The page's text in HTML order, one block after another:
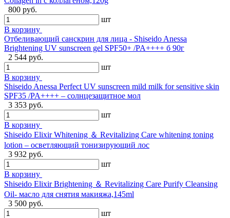
800 руб.
шт
В корзину
Отбеливающий санскрин для лица - Shiseido Anessa
Brightening UV sunscreen gel SPF50+ /PA++++ б 90г
2 544 руб.
шт
В корзину
Shiseido Anessa Perfect UV sunscreen mild milk for sensitive skin
SPF35 /PA++++ – солнцезащитное мол
3 353 руб.
шт
В корзину
Shiseido Elixir Whitening ＆ Revitalizing Care whitening toning
lotion – осветляющий тонизирующий лос
3 932 руб.
шт
В корзину
Shiseido Elixir Brightening ＆ Revitalizing Care Purify Cleansing
Oil- масло для снятия макияжа,145ml
3 500 руб.
шт